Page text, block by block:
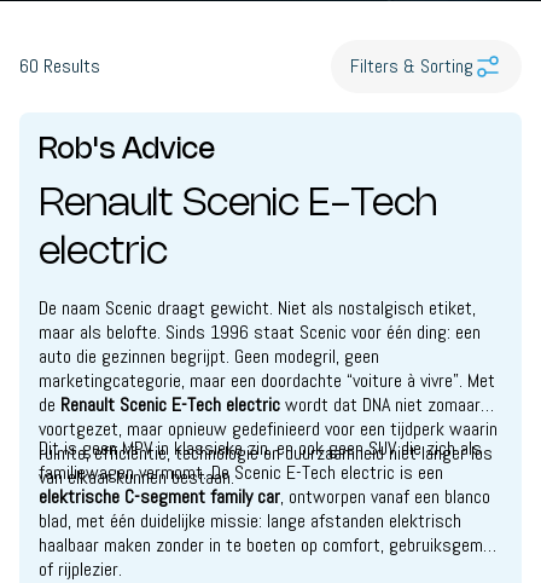
60 Results Filters & Sorting
Rob's Advice
Renault Scenic E-Tech
electric
De naam Scenic draagt gewicht. Niet als nostalgisch etiket,
maar als belofte. Sinds 1996 staat Scenic voor één ding: een
auto die gezinnen begrijpt. Geen modegril, geen
marketingcategorie, maar een doordachte “voiture à vivre”. Met
de Renault Scenic E-Tech electricwordt dat DNA niet zomaar
voortgezet, maar opnieuw gedefinieerd voor een tijdperk waarin
ruimte, efficiëntie, technologie en duurzaamheid niet langer los
van elkaar kunnen bestaan.
Dit is geen MPV in klassieke zin, en ook geen SUV die zich als
familiewagen vermomt. De Scenic E-Tech electric is een
elektrische C-segment family car, ontworpen vanaf een blanco
blad, met één duidelijke missie: lange afstanden elektrisch
haalbaar maken zonder in te boeten op comfort, gebruiksgemak
of rijplezier.